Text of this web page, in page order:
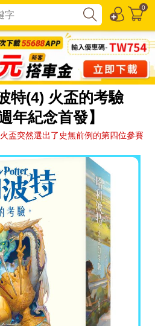
0
特(4) 火盃的考驗
年紀念首發】
盃突然選出了史無前例的第四位參賽